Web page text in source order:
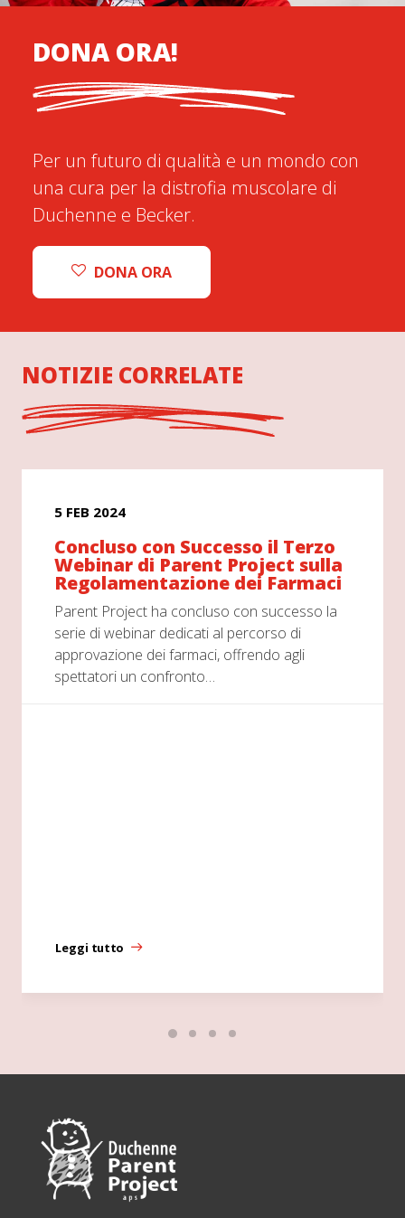
DONA ORA!
Per un futuro di qualità e un mondo con
una cura per la distrofia muscolare di
Duchenne e Becker.
DONA ORA
NOTIZIE CORRELATE
5 FEB 2024
Concluso con Successo il Terzo
Webinar di Parent Project sulla
Regolamentazione dei Farmaci
Parent Project ha concluso con successo la
serie di webinar dedicati al percorso di
approvazione dei farmaci, offrendo agli
spettatori un confronto…
Leggi tutto